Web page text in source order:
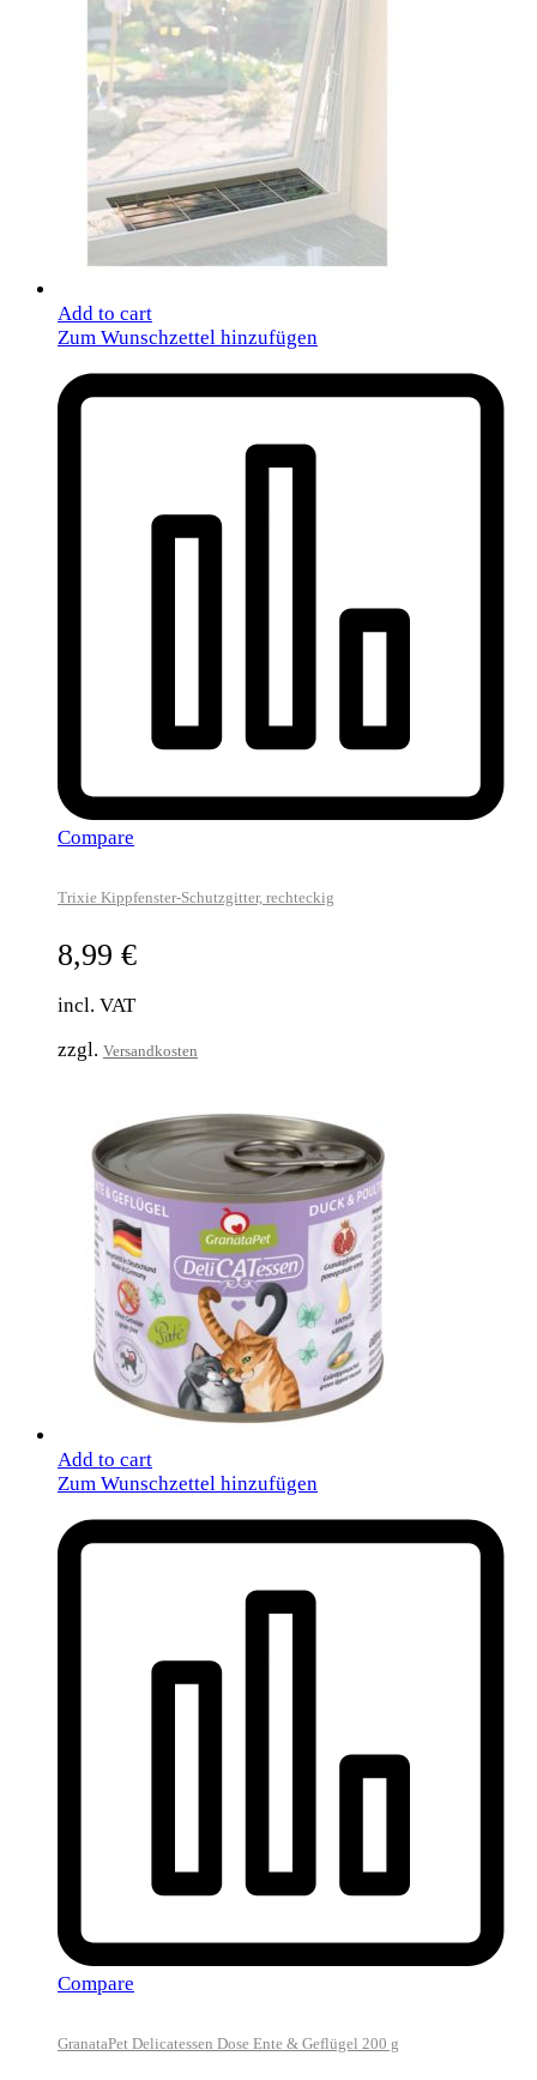
Add to cart
Zum Wunschzettel hinzufügen
Compare
Trixie Kippfenster-Schutzgitter, rechteckig
8,99 €
incl. VAT
zzgl. Versandkosten
Add to cart
Zum Wunschzettel hinzufügen
Compare
GranataPet Delicatessen Dose Ente & Geflügel 200 g